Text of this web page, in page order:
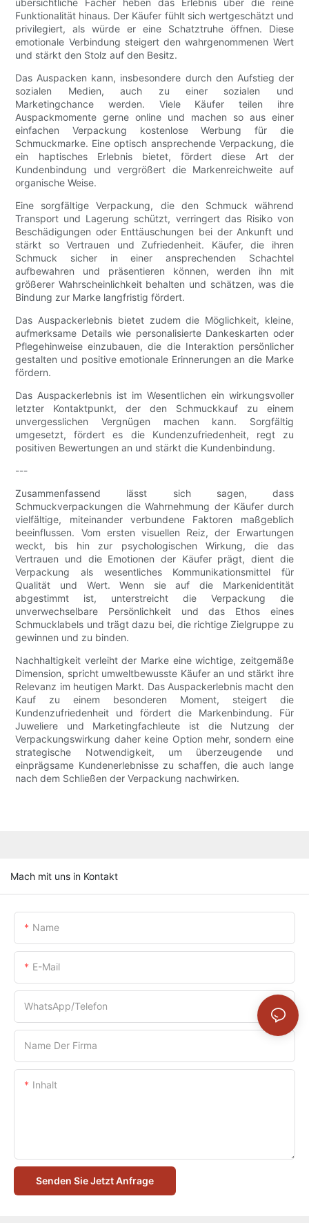
übersichtliche Fächer heben das Erlebnis über die reine
Funktionalität hinaus. Der Käufer fühlt sich wertgeschätzt und
privilegiert, als würde er eine Schatztruhe öffnen. Diese
emotionale Verbindung steigert den wahrgenommenen Wert
und stärkt den Stolz auf den Besitz.
Das Auspacken kann, insbesondere durch den Aufstieg der
sozialen Medien, auch zu einer sozialen und
Marketingchance werden. Viele Käufer teilen ihre
Auspackmomente gerne online und machen so aus einer
einfachen Verpackung kostenlose Werbung für die
Schmuckmarke. Eine optisch ansprechende Verpackung, die
ein haptisches Erlebnis bietet, fördert diese Art der
Kundenbindung und vergrößert die Markenreichweite auf
organische Weise.
Eine sorgfältige Verpackung, die den Schmuck während
Transport und Lagerung schützt, verringert das Risiko von
Beschädigungen oder Enttäuschungen bei der Ankunft und
stärkt so Vertrauen und Zufriedenheit. Käufer, die ihren
Schmuck sicher in einer ansprechenden Schachtel
aufbewahren und präsentieren können, werden ihn mit
größerer Wahrscheinlichkeit behalten und schätzen, was die
Bindung zur Marke langfristig fördert.
Das Auspackerlebnis bietet zudem die Möglichkeit, kleine,
aufmerksame Details wie personalisierte Dankeskarten oder
Pflegehinweise einzubauen, die die Interaktion persönlicher
gestalten und positive emotionale Erinnerungen an die Marke
fördern.
Das Auspackerlebnis ist im Wesentlichen ein wirkungsvoller
letzter Kontaktpunkt, der den Schmuckkauf zu einem
unvergesslichen Vergnügen machen kann. Sorgfältig
umgesetzt, fördert es die Kundenzufriedenheit, regt zu
positiven Bewertungen an und stärkt die Kundenbindung.
---
Zusammenfassend lässt sich sagen, dass
Schmuckverpackungen die Wahrnehmung der Käufer durch
vielfältige, miteinander verbundene Faktoren maßgeblich
beeinflussen. Vom ersten visuellen Reiz, der Erwartungen
weckt, bis hin zur psychologischen Wirkung, die das
Vertrauen und die Emotionen der Käufer prägt, dient die
Verpackung als wesentliches Kommunikationsmittel für
Qualität und Wert. Wenn sie auf die Markenidentität
abgestimmt ist, unterstreicht die Verpackung die
unverwechselbare Persönlichkeit und das Ethos eines
Schmucklabels und trägt dazu bei, die richtige Zielgruppe zu
gewinnen und zu binden.
Nachhaltigkeit verleiht der Marke eine wichtige, zeitgemäße
Dimension, spricht umweltbewusste Käufer an und stärkt ihre
Relevanz im heutigen Markt. Das Auspackerlebnis macht den
Kauf zu einem besonderen Moment, steigert die
Kundenzufriedenheit und fördert die Markenbindung. Für
Juweliere und Marketingfachleute ist die Nutzung der
Verpackungswirkung daher keine Option mehr, sondern eine
strategische Notwendigkeit, um überzeugende und
einprägsame Kundenerlebnisse zu schaffen, die auch lange
nach dem Schließen der Verpackung nachwirken.
Mach mit uns in Kontakt
Name
E-Mail
WhatsApp/Telefon
Name Der Firma
Inhalt
Senden Sie Jetzt Anfrage